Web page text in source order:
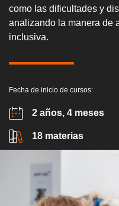
como las dificultades y
analizando la manera de
inclusiva.
Fecha de inicio de cursos:
2 años, 4 meses
18 materias